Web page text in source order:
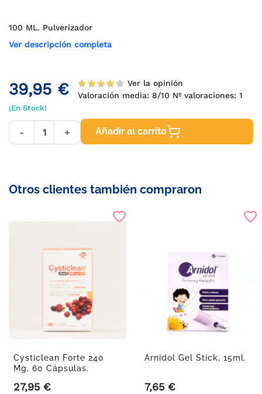
100 ML. Pulverizador
Ver descripción completa
39,95 €
Ver la opinión
Valoración media:8/10 Nº valoraciones:1
¡En Stock!
- + Añadir al carrito
Otros clientes también compraron
Cysticlean Forte 240
Mg, 60 Cápsulas.
Precio
27,95 €
Arnidol Gel Stick, 15ml.
Precio
7,65 €